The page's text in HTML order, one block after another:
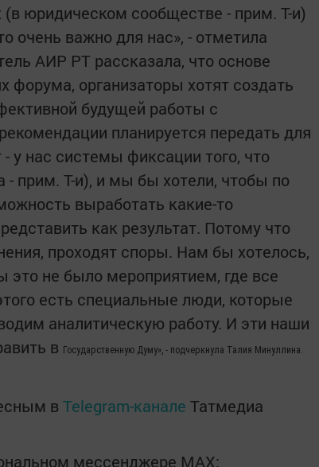
(в юридическом сообществе - прим. Т-и)
очень важно для нас», - отметила
АИР РТ рассказала, что основе
форума, организаторы хотят создать
будущей работы с
планируется передать для
у нас системы фиксации того, что
- прим. Т-и), и мы бы хотели, чтобы по
выработать какие-то
как результат. Потому что
проходят споры. Нам бы хотелось,
это не было мероприятием, где все
есть специальные люди, которые
аналитическую работу. И эти наши
в Государственную Думу», - подчеркнула Талия Минуллина.
в Telegram-канале Татмедиа
мессенджере MАХ: